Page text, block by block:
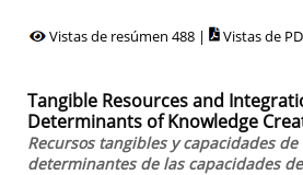
Vistas de resúmen 488 | Vistas de
Tangible Resources and
Determinants of Knowledge
Recursos tangibles y capacidades
determinantes de las capacidades